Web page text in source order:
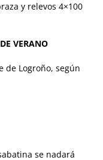
y relevos 4×100
VERANO
de Logroño, según
se nadará